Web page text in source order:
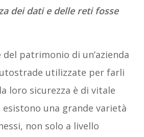
dei dati e delle reti fosse
patrimonio di un’azienda
utilizzate per farli
loro sicurezza è di vitale
una grande varietà
non solo a livello